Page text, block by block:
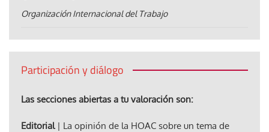
Organización Internacional del Trabajo
Participación y diálogo
Las secciones abiertas a tu valoración son:
Editorial| La opinión de la HOAC sobre un tema de